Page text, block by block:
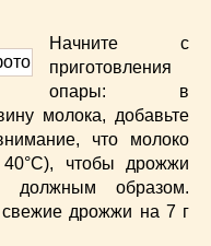
Начните с
приготовления
опары: в
молока, добавьте
что молоко
чтобы дрожжи
должным образом.
свежие дрожжи на 7 г